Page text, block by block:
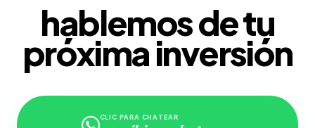
hablemos de tu
próxima inversión
CLIC PARA CHATEAR